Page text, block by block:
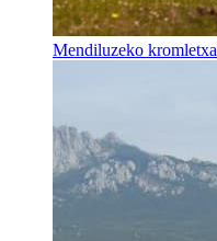
Mendiluzeko kromletxa